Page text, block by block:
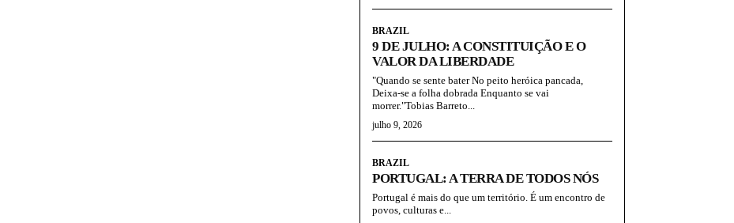
BRAZIL
9 DE JULHO: A CONSTITUIÇÃO E O
VALOR DA LIBERDADE
"Quando se sente bater No peito heróica pancada,
Deixa-se a folha dobrada Enquanto se vai
morrer."Tobias Barreto...
julho 9, 2026
BRAZIL
PORTUGAL: A TERRA DE TODOS NÓS
Portugal é mais do que um território. É um encontro de
povos, culturas e...